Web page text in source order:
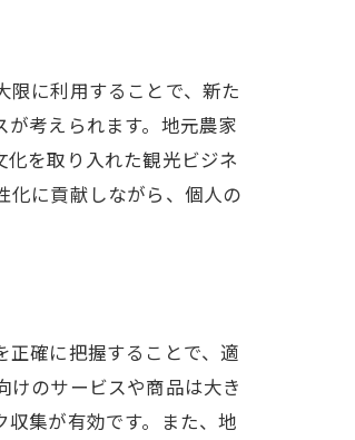
に利用することで、新た
考えられます。地元農家
を取り入れた観光ビジネ
化に貢献しながら、個人の
確に把握することで、適
のサービスや商品は大き
集が有効です。また、地